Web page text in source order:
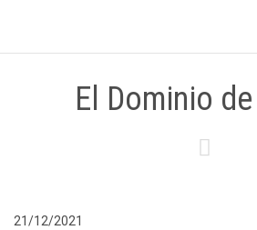
El Dominio

21/12/2021